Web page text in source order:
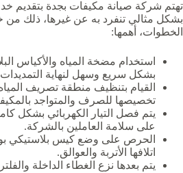
تهتم شركة صيانة مكيفات بجدة بتقديم
بشكل مثالي تنفرد به عن غيرها، ذلك من
الخطوات، أهمها:
استخدام مضخة المياه والأكياس
بشكل سريع وسهل لنهاية
القيام بتنظيف منطقة تصريف
تخصيصها للصرف والمتواجد
يتم فصل التيار الكهربائي بشكل
على سلامة العاملين بالشركة.
الحرص على وضع كيس بلاستيكي
اتلافها الأتربة والعوالق.
يتم بعدها نزع الغطاء الداخلة